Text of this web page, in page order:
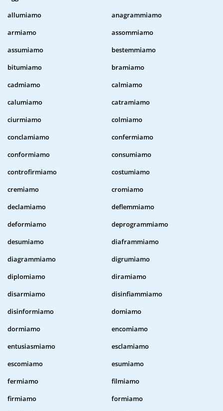
allumiamo
anagrammiamo
armiamo
assommiamo
assumiamo
bestemmiamo
bitumiamo
bramiamo
cadmiamo
calmiamo
calumiamo
catramiamo
ciurmiamo
colmiamo
conclamiamo
confermiamo
conformiamo
consumiamo
controfirmiamo
costumiamo
cremiamo
cromiamo
declamiamo
deflemmiamo
deformiamo
deprogrammiamo
desumiamo
diaframmiamo
diagrammiamo
digrumiamo
diplomiamo
diramiamo
disarmiamo
disinfiammiamo
disinformiamo
domiamo
dormiamo
encomiamo
entusiasmiamo
esclamiamo
escomiamo
esumiamo
fermiamo
filmiamo
firmiamo
formiamo